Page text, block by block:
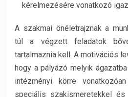
kérelmezésére vonatkozó
A szakmai önéletrajznak a
túl a végzett feladatok
tartalmaznia kell. A motivációs
hogy a pályázó melyik
intézményi körre
speciális szakismeretekkel